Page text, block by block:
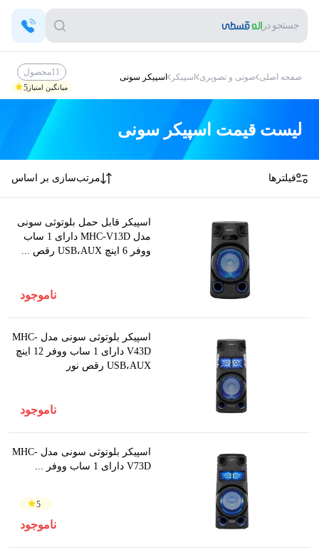
جستجو در
صفحه اصلی صوتی و تصویری اسپیکر
اسپیکر سونی
5 میانگین امتیاز
11محصول
لیست قیمت اسپیکر سونی
فیلترها مرتب‌سازی بر اساس
اسپیکر قابل حمل بلوتوثی سونی
مدل MHC-V13D دارای 1 ساب
ووفر 6 اینچ USB،AUX رقص ...
ناموجود
اسپیکر بلوتوثی سونی مدل MHC-
V43D دارای 1 ساب ووفر 12 اینچ
USB،AUX رقص نور
ناموجود
اسپیکر بلوتوثی سونی مدل MHC-
V73D دارای 1 ساب ووفر ...
5
ناموجود